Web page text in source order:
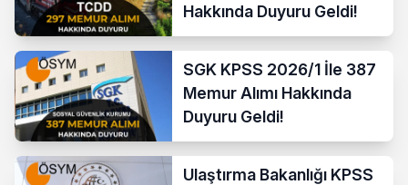
Hakkında Duyuru Geldi!
SGK KPSS 2026/1 İle 387
Memur Alımı Hakkında
Duyuru Geldi!
Ulaştırma Bakanlığı KPSS